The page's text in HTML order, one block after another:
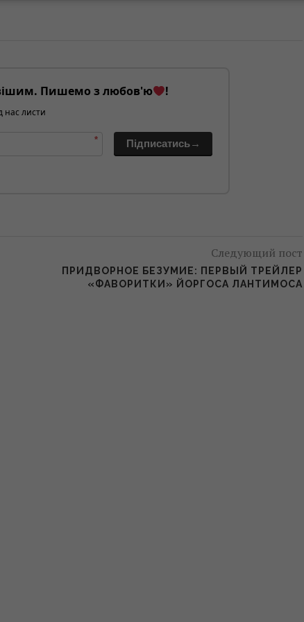
Пишемо з любов'ю !
нас листи
* Підписатись→
Следующий пост
ПРИДВОРНОЕ БЕЗУМИЕ: ПЕРВЫЙ ТРЕЙЛЕР
«ФАВОРИТКИ» ЙОРГОСА ЛАНТИМОСА